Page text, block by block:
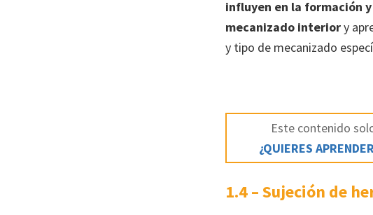
influyen en la formación
mecanizado interiory
y tipo de mecanizado
Este contenido
¿QUIERES
1.4 – Sujeción de